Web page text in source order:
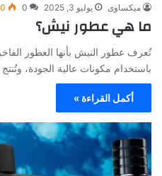
ميكساوى يوليو 3, 2025 0
ما هي عطور نيش؟
تُعرف عطور النيش بأنها العطور
باستخدام مكونات عالية الجودة،
أكمل القراءة »